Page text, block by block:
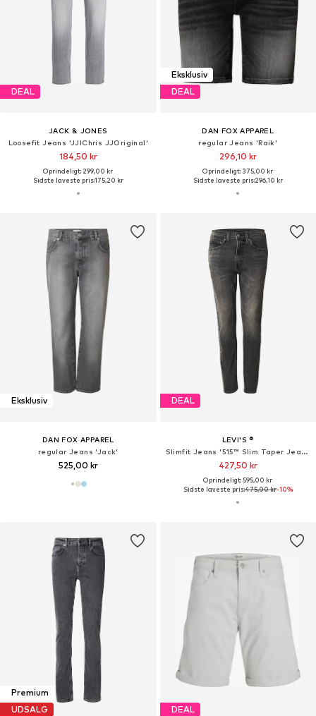
DEAL
JACK & JONES
Loosefit Jeans 'JJIChris JJOriginal'
184,50 kr
Oprindeligt: 299,00 kr
Sidste laveste pris:175,20 kr
Eksklusiv
DEAL
DAN FOX APPAREL
regular Jeans 'Raik'
296,10 kr
Oprindeligt: 375,00 kr
Sidste laveste pris:296,10 kr
Eksklusiv
DAN FOX APPAREL
regular Jeans 'Jack'
525,00 kr
DEAL
LEVI'S ®
Slimfit Jeans '515™ Slim Taper Jeans'
427,50 kr
Oprindeligt: 595,00 kr
Sidste laveste pris:475,00 kr-10%
Premium
UDSALG
DEAL